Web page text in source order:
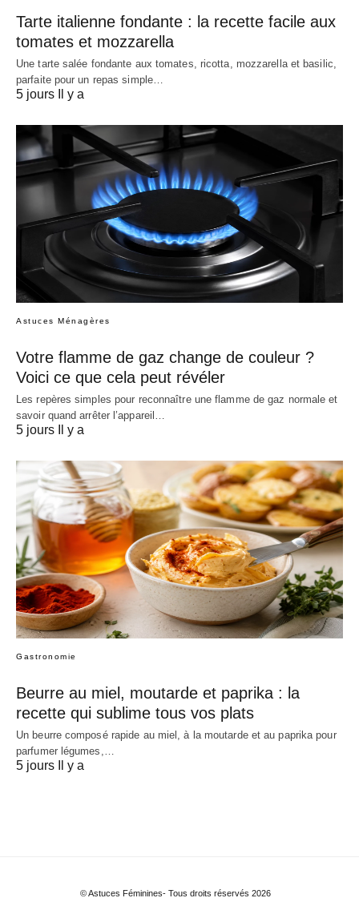
Tarte italienne fondante : la recette facile aux
tomates et mozzarella
Une tarte salée fondante aux tomates, ricotta, mozzarella et basilic,
parfaite pour un repas simple…
5 jours Il y a
Astuces Ménagères
Votre flamme de gaz change de couleur ?
Voici ce que cela peut révéler
Les repères simples pour reconnaître une flamme de gaz normale et
savoir quand arrêter l’appareil…
5 jours Il y a
Gastronomie
Beurre au miel, moutarde et paprika : la
recette qui sublime tous vos plats
Un beurre composé rapide au miel, à la moutarde et au paprika pour
parfumer légumes,…
5 jours Il y a
© Astuces Féminines- Tous droits réservés 2026